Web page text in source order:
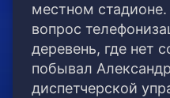
местном
вопрос
деревень, где нет
побывал
диспетчерской